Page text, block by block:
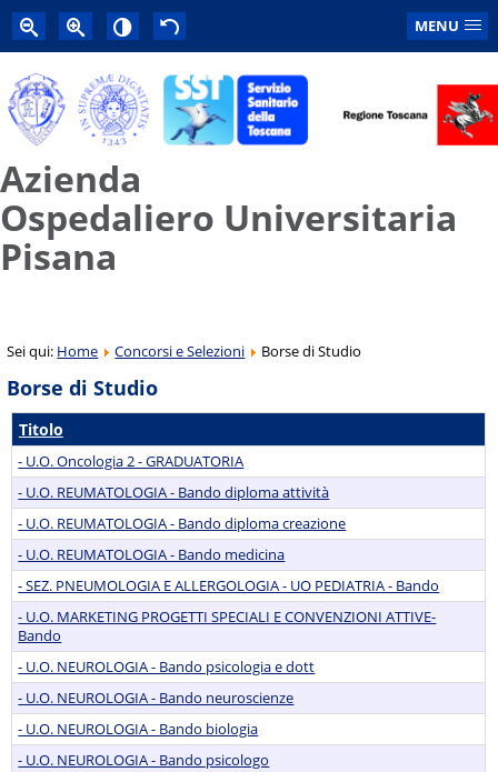
MENU
Azienda
Ospedaliero Universitaria
Pisana
Sei qui: Home Concorsi e Selezioni Borse di Studio
Borse di Studio
Titolo
- U.O. Oncologia 2 - GRADUATORIA
- U.O. REUMATOLOGIA - Bando diploma attività
- U.O. REUMATOLOGIA - Bando diploma creazione
- U.O. REUMATOLOGIA - Bando medicina
- SEZ. PNEUMOLOGIA E ALLERGOLOGIA - UO PEDIATRIA - Bando
- U.O. MARKETING PROGETTI SPECIALI E CONVENZIONI ATTIVE-
Bando
- U.O. NEUROLOGIA - Bando psicologia e dott
- U.O. NEUROLOGIA - Bando neuroscienze
- U.O. NEUROLOGIA - Bando biologia
- U.O. NEUROLOGIA - Bando psicologo